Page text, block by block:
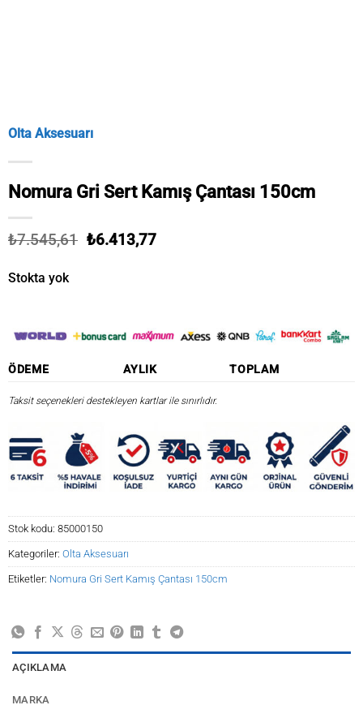
Olta Aksesuarı
Nomura Gri Sert Kamış Çantası 150cm
₺7.545,61 Orijinal
₺6.413,77Şu
Stokta yok
ÖDEME AYLIK TOPLAM
Taksit seçenekleri destekleyen kartlar ile sınırlıdır.
Stok kodu: 85000150
Kategoriler: Olta Aksesuarı
Etiketler: Nomura Gri Sert Kamış Çantası 150cm
AÇIKLAMA
MARKA